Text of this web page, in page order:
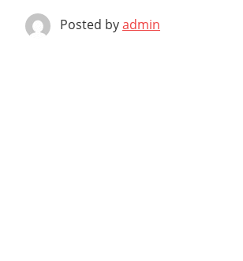
Posted byadmin